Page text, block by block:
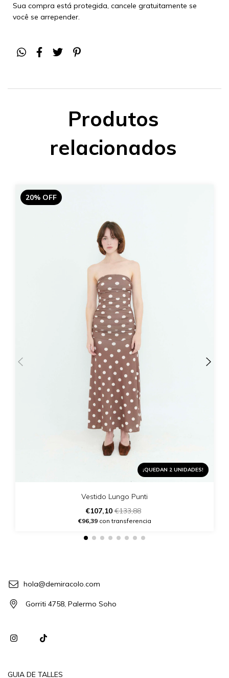
Sua compra está protegida, cancele gratuitamente se
você se arrepender.
Produtos
relacionados
20% OFF
¡QUEDAN 2 UNIDADES!
Vestido Lungo Punti
€107,10€133,88
€96,39con transferencia
hola@demiracolo.com
Gorriti 4758, Palermo Soho
GUIA DE TALLES